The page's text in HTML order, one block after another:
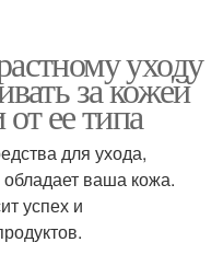
уходу
за кожей
ее типа
для ухода,
ваша кожа.
успех и